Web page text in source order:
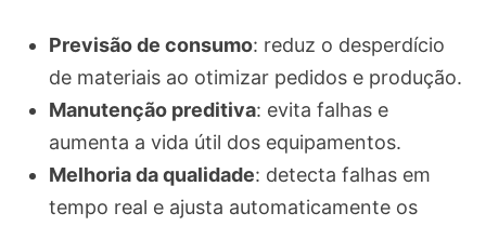
Previsão de consumo: reduz o desperdício
de materiais ao otimizar pedidos e produção.
Manutenção preditiva: evita falhas e
aumenta a vida útil dos equipamentos.
Melhoria da qualidade: detecta falhas em
tempo real e ajusta automaticamente os